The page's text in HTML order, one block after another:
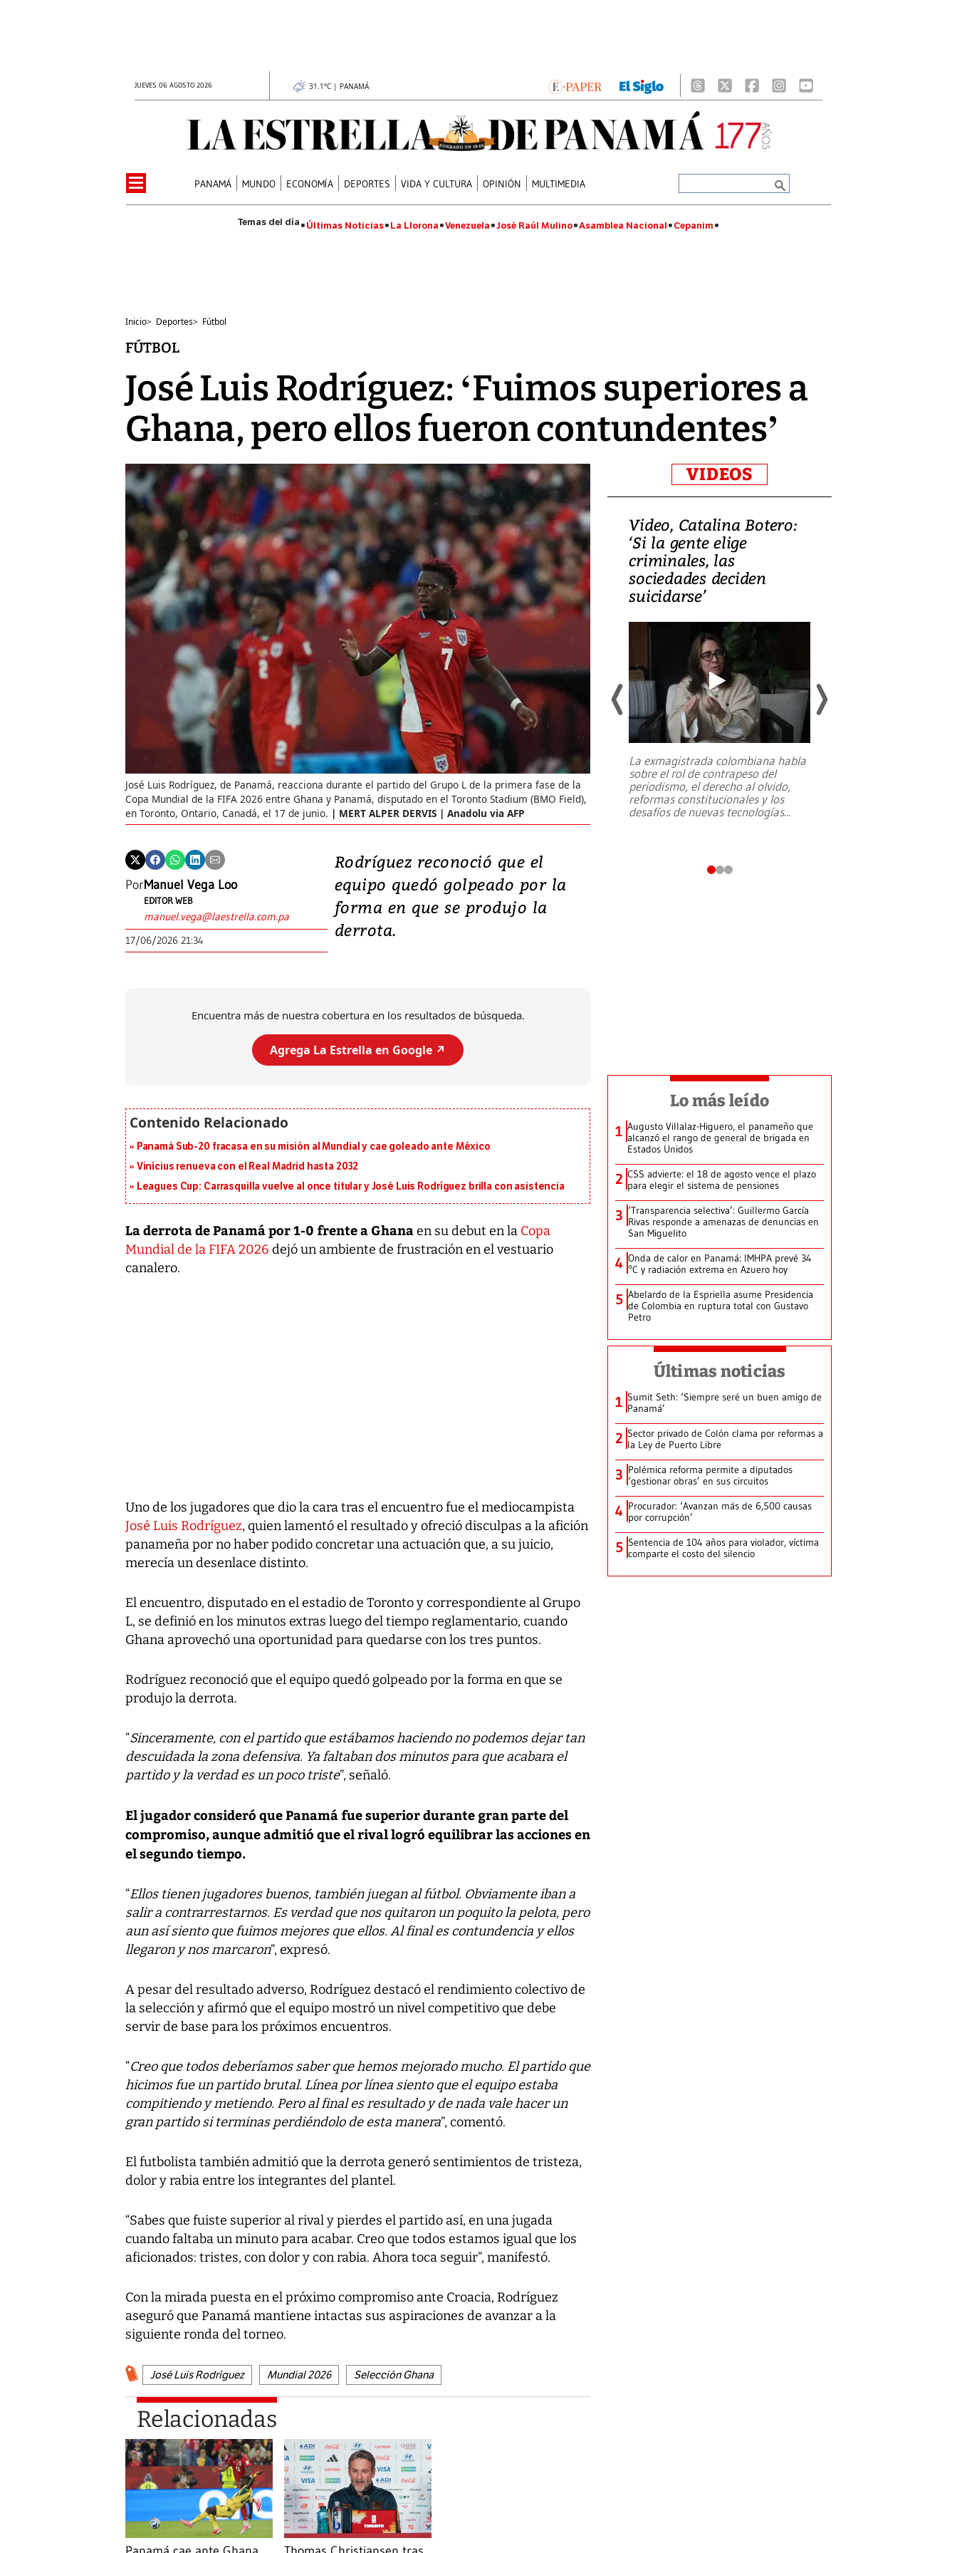
JUEVES 06 AGOSTO 2026 31.1°C | PANAMÁ
PANAMÁ MUNDO ECONOMÍA DEPORTES VIDA Y CULTURA OPINIÓN MULTIMEDIA
Últimas Noticias La Llorona Venezuela José Raúl Mulino Asamblea Nacional Cepanim
Inicio> Deportes> Fútbol
FÚTBOL
José Luis Rodríguez: ‘Fuimos superiores a
Ghana, pero ellos fueron contundentes’
José Luis Rodríguez, de Panamá, reacciona durante el partido del Grupo L de la primera fase de la
Copa Mundial de la FIFA 2026 entre Ghana y Panamá, disputado en el Toronto Stadium (BMO Field),
en Toronto, Ontario, Canadá, el 17 de junio.
MERT ALPER DERVIS | Anadolu via AFP
PorManuel Vega Loo
EDITOR WEB
manuel.vega@laestrella.com.pa
17/06/2026 21:34
Rodríguez reconoció que el
equipo quedó golpeado por la
forma en que se produjo la
derrota.
Encuentra más de nuestra cobertura en los resultados de búsqueda.
Agrega La Estrella en Google ↗️
Panamá Sub-20 fracasa en su misión al Mundial y cae goleado ante México
Vinícius renueva con el Real Madrid hasta 2032
Leagues Cup: Carrasquilla vuelve al once titular y José Luis Rodríguez brilla con asistencia
La derrota de Panamá por 1-0 frente a Ghanaen su debut en la Copa
Mundial de la FIFA 2026 dejó un ambiente de frustración en el vestuario
canalero.
Uno de los jugadores que dio la cara tras el encuentro fue el mediocampista
José Luis Rodríguez, quien lamentó el resultado y ofreció disculpas a la afición
panameña por no haber podido concretar una actuación que, a su juicio,
merecía un desenlace distinto.
El encuentro, disputado en el estadio de Toronto y correspondiente al Grupo
L, se definió en los minutos extras luego del tiempo reglamentario, cuando
Ghana aprovechó una oportunidad para quedarse con los tres puntos.
Rodríguez reconoció que el equipo quedó golpeado por la forma en que se
produjo la derrota.
“Sinceramente, con el partido que estábamos haciendo no podemos dejar tan
descuidada la zona defensiva. Ya faltaban dos minutos para que acabara el
partido y la verdad es un poco triste”, señaló.
El jugador consideró que Panamá fue superior durante gran parte del
compromiso, aunque admitió que el rival logró equilibrar las acciones en
el segundo tiempo.
“Ellos tienen jugadores buenos, también juegan al fútbol. Obviamente iban a
salir a contrarrestarnos. Es verdad que nos quitaron un poquito la pelota, pero
aun así siento que fuimos mejores que ellos. Al final es contundencia y ellos
llegaron y nos marcaron”, expresó.
A pesar del resultado adverso, Rodríguez destacó el rendimiento colectivo de
la selección y afirmó que el equipo mostró un nivel competitivo que debe
servir de base para los próximos encuentros.
“Creo que todos deberíamos saber que hemos mejorado mucho. El partido que
hicimos fue un partido brutal. Línea por línea siento que el equipo estaba
compitiendo y metiendo. Pero al final es resultado y de nada vale hacer un
gran partido si terminas perdiéndolo de esta manera”, comentó.
El futbolista también admitió que la derrota generó sentimientos de tristeza,
dolor y rabia entre los integrantes del plantel.
“Sabes que fuiste superior al rival y pierdes el partido así, en una jugada
cuando faltaba un minuto para acabar. Creo que todos estamos igual que los
aficionados: tristes, con dolor y con rabia. Ahora toca seguir”, manifestó.
Con la mirada puesta en el próximo compromiso ante Croacia, Rodríguez
aseguró que Panamá mantiene intactas sus aspiraciones de avanzar a la
siguiente ronda del torneo.
José Luis Rodríguez Mundial 2026 Selección Ghana
Relacionadas
VIDEOS
Video, Japón: Terremoto
deja heridos y graves
daños en Kumamoto
Un fuerte terremoto de magnitud
7,1 se registró este martes 28 de
julio en la prefectura de Kumamoto,
al sur de Japón, provocando una
emergencia de gran...
Video, Catalina Botero:
‘Si la gente elige
criminales, las
sociedades deciden
suicidarse’
La exmagistrada colombiana habla
sobre el rol de contrapeso del
periodismo, el derecho al olvido,
reformas constitucionales y los
desafíos de nuevas tecnologías...
Lo más leído
1 Augusto Villalaz-Higuero, el panameño que
alcanzó el rango de general de brigada en
Estados Unidos
2 CSS advierte: el 18 de agosto vence el plazo
para elegir el sistema de pensiones
3 ‘Transparencia selectiva’: Guillermo García
Rivas responde a amenazas de denuncias en
San Miguelito
4 Onda de calor en Panamá: IMHPA prevé 34
°C y radiación extrema en Azuero hoy
5 Abelardo de la Espriella asume Presidencia
de Colombia en ruptura total con Gustavo
Petro
Últimas noticias
1 Sumit Seth: ‘Siempre seré un buen amigo de
Panamá’
2 Sector privado de Colón clama por reformas a
la Ley de Puerto Libre
3 Polémica reforma permite a diputados
‘gestionar obras’ en sus circuitos
4 Procurador: ‘Avanzan más de 6,500 causas
por corrupción’
5 Sentencia de 104 años para violador, víctima
comparte el costo del silencio